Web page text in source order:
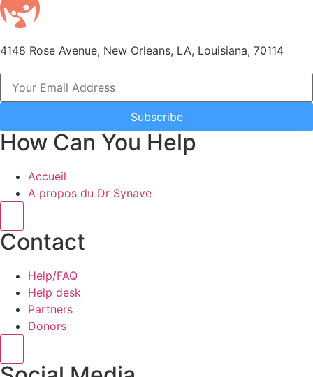
4148 Rose Avenue, New Orleans, LA, Louisiana, 70114
Subscribe
How Can You Help
Accueil
A propos du Dr Synave
Contact
Help/FAQ
Help desk
Partners
Donors